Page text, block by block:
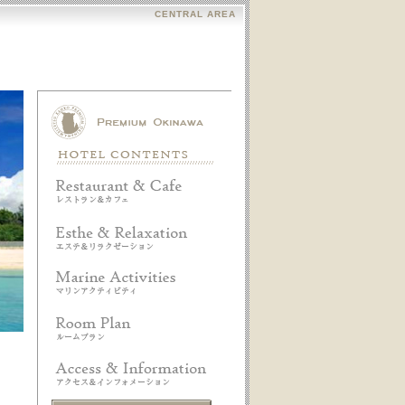
CENTRAL AREA